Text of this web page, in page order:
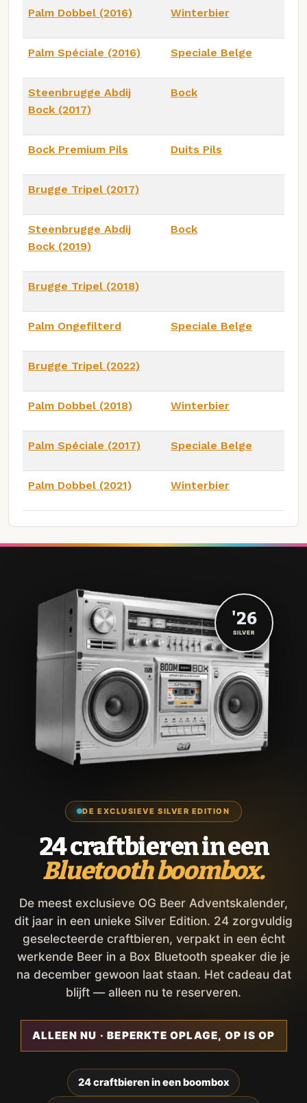
Palm Dobbel (2016) Winterbier
Palm Spéciale (2016) Speciale Belge
Steenbrugge Abdij
Bock (2017)
Bock
Bock Premium Pils Duits Pils
Brugge Tripel (2017)
Steenbrugge Abdij
Bock (2019)
Bock
Brugge Tripel (2018)
Palm Ongefilterd Speciale Belge
Brugge Tripel (2022)
Palm Dobbel (2018) Winterbier
Palm Spéciale (2017) Speciale Belge
Palm Dobbel (2021) Winterbier
DE EXCLUSIEVE SILVER EDITION
24 craftbieren in een
Bluetooth boombox.
De meest exclusieve OG Beer Adventskalender,
dit jaar in een unieke Silver Edition. 24 zorgvuldig
geselecteerde craftbieren, verpakt in een écht
werkende Beer in a Box Bluetooth speaker die je
na december gewoon laat staan. Het cadeau dat
blijft — alleen nu te reserveren.
ALLEEN NU · BEPERKTE OPLAGE, OP IS OP
24 craftbieren in een boombox
'26
SILVER